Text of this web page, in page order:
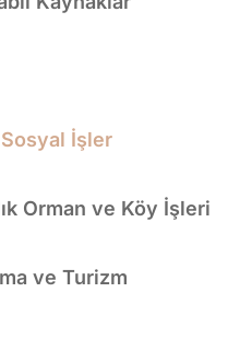
Sosyal İşler
Orman ve Köy İşleri
ve Turizm